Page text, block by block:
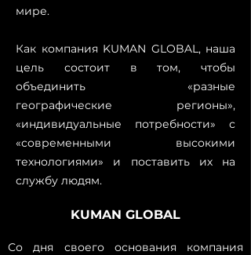
мире.
Как компания KUMAN GLOBAL, наша
цель состоит в том, чтобы
объединить «разные
географические регионы»,
«индивидуальные потребности» с
«современными высокими
технологиями» и поставить их на
службу людям.
KUMAN GLOBAL
Со дня своего основания компания